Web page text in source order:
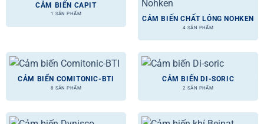
CẢM BIẾN CAPIT
1 SẢN PHẨM
CẢM BIẾN CHẤT LỎNG NOHKEN
4 SẢN PHẨM
CẢM BIẾN COMITONIC-BTI
8 SẢN PHẨM
CẢM BIẾN DI-SORIC
2 SẢN PHẨM